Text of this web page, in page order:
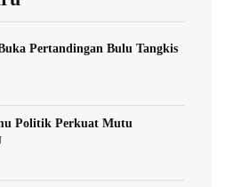
Pertandingan Bulu Tangkis
Politik Perkuat Mutu